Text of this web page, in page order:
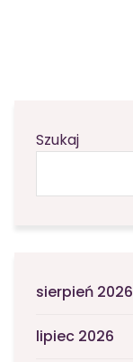
Szukaj
sierpień 2026
lipiec 2026